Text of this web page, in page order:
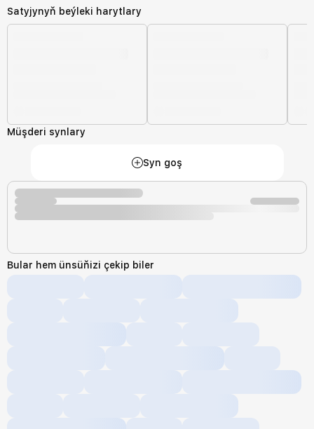
Satyjynyň beýleki harytlary
Bular hem ünsüňizi çekip biler
Müşderi synlary
Syn goş